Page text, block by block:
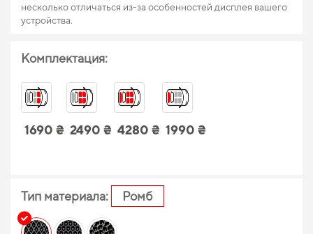
несколько отличаться из-за особенностей дисплея вашего
устройства.
Комплектация:
1690 ₴ 2490 ₴ 4280 ₴ 1990 ₴
Тип материала: Ромб